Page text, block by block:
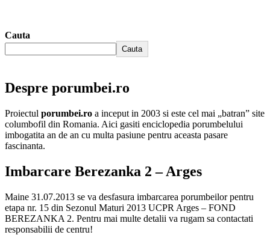
Cauta
Cauta
Despre porumbei.ro
Proiectul porumbei.ro a inceput in 2003 si este cel mai „batran” site
columbofil din Romania. Aici gasiti enciclopedia porumbelului
imbogatita an de an cu multa pasiune pentru aceasta pasare
fascinanta.
Imbarcare Berezanka 2 – Arges
Maine 31.07.2013 se va desfasura imbarcarea porumbeilor pentru
etapa nr. 15 din Sezonul Maturi 2013 UCPR Arges – FOND
BEREZANKA 2. Pentru mai multe detalii va rugam sa contactati
responsabilii de centru!